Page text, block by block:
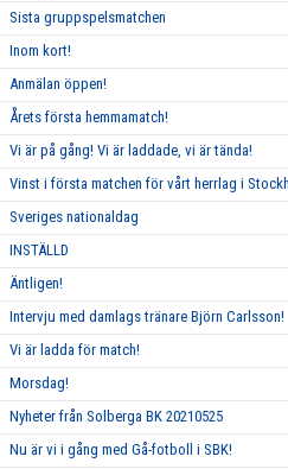
Sista gruppspelsmatchen
Inom kort!
Anmälan öppen!
Årets första hemmamatch!
Vi är på gång! Vi är laddade, vi är tända!
Vinst i första matchen för vårt herrlag i
Sveriges nationaldag
INSTÄLLD
Äntligen!
Intervju med damlags tränare Björn Carlsson!
Vi är ladda för match!
Morsdag!
Nyheter från Solberga BK 20210525
Nu är vi i gång med Gå-fotboll i SBK!